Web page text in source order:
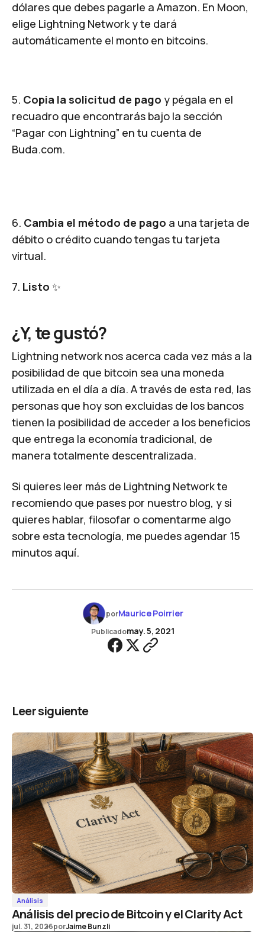
dólares que debes pagarle a Amazon. En Moon,
elige Lightning Network y te dará
automáticamente el monto en bitcoins.
5. Copia la solicitud de pago y pégala en el
recuadro que encontrarás bajo la sección
“Pagar con Lightning” en tu cuenta de
Buda.com.
6. Cambia el método de pago a una tarjeta de
débito o crédito cuando tengas tu tarjeta
virtual.
7. Listo ✨
¿Y, te gustó?
Lightning network nos acerca cada vez más a la
posibilidad de que bitcoin sea una moneda
utilizada en el día a día. A través de esta red, las
personas que hoy son excluidas de los bancos
tienen la posibilidad de acceder a los beneficios
que entrega la economía tradicional, de
manera totalmente descentralizada.
Si quieres leer más de Lightning Network te
recomiendo que pases por nuestro blog, y si
quieres hablar, filosofar o comentarme algo
sobre esta tecnología, me puedes agendar 15
minutos aquí.
porMaurice Poirrier
Publicadomay. 5, 2021
Leer siguiente
Análisis
Análisis del precio de Bitcoin y el Clarity Act
jul. 31, 2026porJaime Bunzli